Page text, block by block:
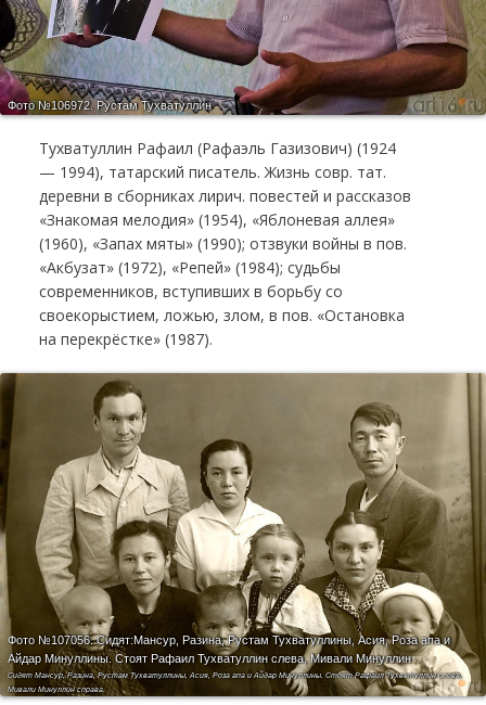
Фото №106972.Рустам Тухватуллин
Тухватуллин Рафаил (Рафаэль Газизович) (1924
— 1994), татарский писатель. Жизнь совр. тат.
деревни в сборниках лирич. повестей и рассказов
«Знакомая мелодия» (1954), «Яблоневая аллея»
(1960), «Запах мяты» (1990); отзвуки войны в пов.
«Акбузат» (1972), «Репей» (1984); судьбы
современников, вступивших в борьбу со
своекорыстием, ложью, злом, в пов. «Остановка
на перекрёстке» (1987).
Фото №107056.Сидят:Мансур, Разина, Рустам Тухватуллины, Асия, Роза апа и
Айдар Минуллины. Стоят Рафаил Тухватуллин слева, Мивали Минуллин
Сидят Мансур, Разина, Рустам Тухватуллины, Асия, Роза апа и Айдар Минуллины. Стоят Рафаил Тухватуллин слева,
Мивали Минуллин справа.